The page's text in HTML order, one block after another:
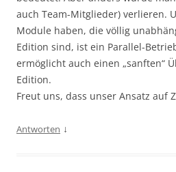
auch Team-Mitglieder) verlieren.
Module haben, die völlig
Edition sind, ist ein Parallel-
ermöglicht auch einen „sanften“
Edition.
Freut uns, dass unser Ansatz auf
Antworten ↓